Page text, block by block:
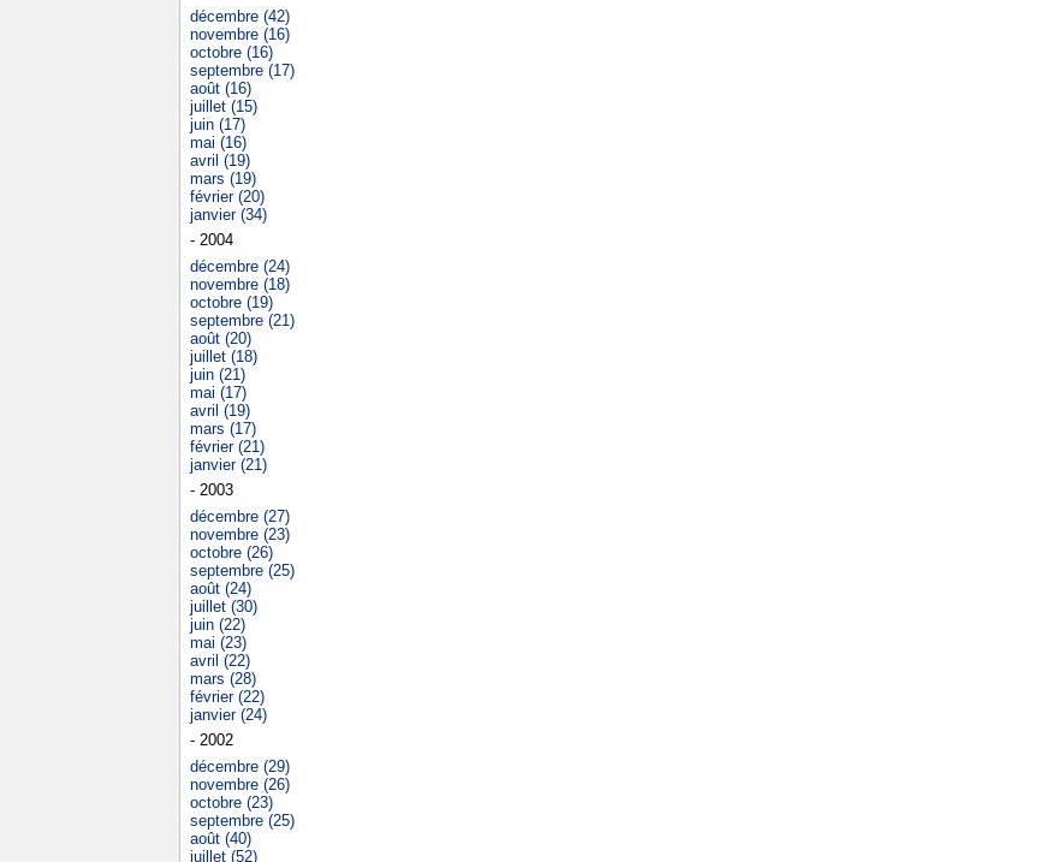
décembre (42)
novembre (16)
octobre (16)
septembre (17)
août (16)
juillet (15)
juin (17)
mai (16)
avril (19)
mars (19)
février (20)
janvier (34)
- 2004
décembre (24)
novembre (18)
octobre (19)
septembre (21)
août (20)
juillet (18)
juin (21)
mai (17)
avril (19)
mars (17)
février (21)
janvier (21)
- 2003
décembre (27)
novembre (23)
octobre (26)
septembre (25)
août (24)
juillet (30)
juin (22)
mai (23)
avril (22)
mars (28)
février (22)
janvier (24)
- 2002
décembre (29)
novembre (26)
octobre (23)
septembre (25)
août (40)
juillet (52)